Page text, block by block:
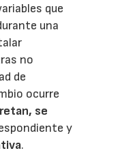
que
una
no
de
ocurre
se
y
.